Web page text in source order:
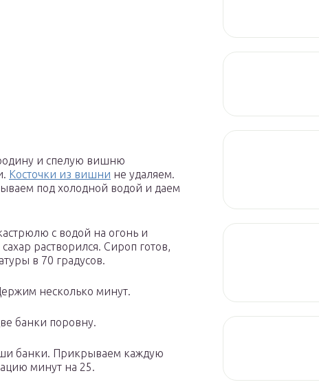
и спелую вишню
Косточки из вишни не удаляем.
под холодной водой и даем
с водой на огонь и
растворился. Сироп готов,
в 70 градусов.
несколько минут.
банки поровну.
банки. Прикрываем каждую
минут на 25.